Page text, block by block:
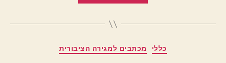
המסקנות"
קטגוריות כללי מכתבים למגירה הציבורית